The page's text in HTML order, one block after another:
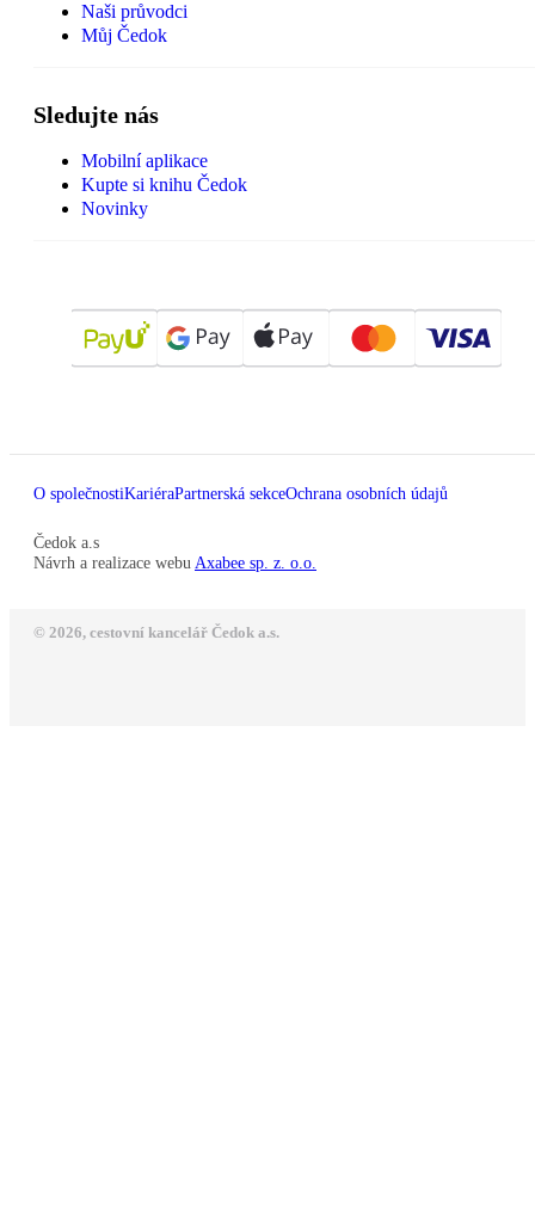
Naši průvodci
Můj Čedok
Sledujte nás
Mobilní aplikace
Kupte si knihu Čedok
Novinky
O společnostiKariéraPartnerská sekceOchrana osobních údajů
Čedok a.s
Návrh a realizace webu Axabee sp. z. o.o.
© 2026, cestovní kancelář Čedok a.s.